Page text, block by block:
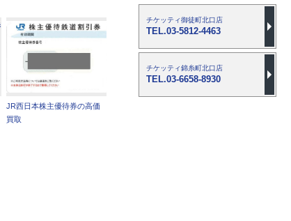
JR西日本株主優待券の高価
買取
チケッティ御徒町北口店
TEL.03-5812-4463
チケッティ錦糸町北口店
TEL.03-6658-8930